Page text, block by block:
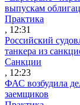
выпускам
Практика
, 12:31
Российский
танкера из
Санкции
, 12:23
ФАС возбудила
заемщиков